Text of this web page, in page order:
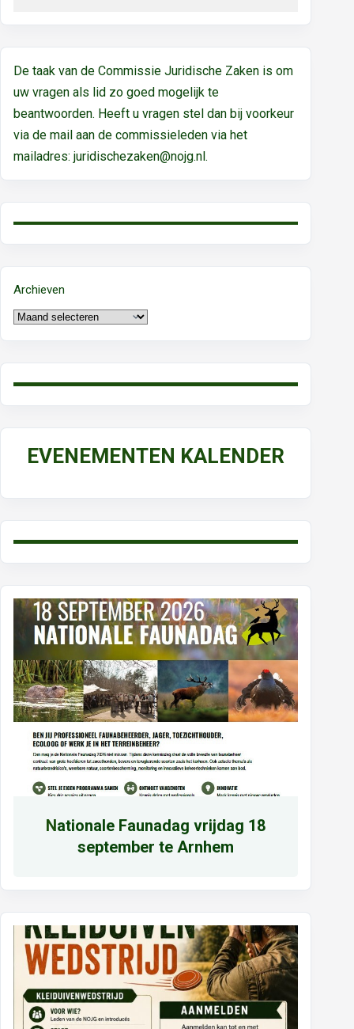
De taak van de Commissie Juridische Zaken is om
uw vragen als lid zo goed mogelijk te
beantwoorden. Heeft u vragen stel dan bij voorkeur
via de mail aan de commissieleden via het
mailadres: juridischezaken@nojg.nl.
Archieven
EVENEMENTEN KALENDER
Nationale Faunadag vrijdag 18
september te Arnhem